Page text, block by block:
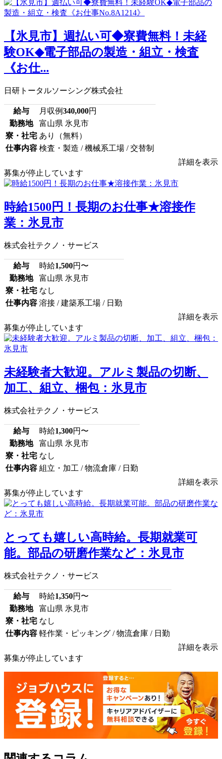
【氷見市】週払い可◆寮費無料！未経
験OK◆電子部品の製造・組立・検査
《お仕...
日研トータルソーシング株式会社
給与 月収例340,000円
勤務地
富山県 氷見市
寮・社宅 あり（無料）
仕事内容 検査・製造 / 機械系工場 / 交替制
詳細を表示
募集が停止しています
時給1500円！長期のお仕事★溶接作
業：氷見市
株式会社テクノ・サービス
給与 時給1,500円〜
勤務地
富山県 氷見市
寮・社宅 なし
仕事内容 溶接 / 建築系工場 / 日勤
詳細を表示
募集が停止しています
未経験者大歓迎。アルミ製品の切断、
加工、組立、梱包：氷見市
株式会社テクノ・サービス
給与 時給1,300円〜
勤務地
富山県 氷見市
寮・社宅 なし
仕事内容 組立・加工 / 物流倉庫 / 日勤
詳細を表示
募集が停止しています
とっても嬉しい高時給。長期就業可
能。部品の研磨作業など：氷見市
株式会社テクノ・サービス
給与 時給1,350円〜
勤務地
富山県 氷見市
寮・社宅 なし
仕事内容 軽作業・ピッキング / 物流倉庫 / 日勤
詳細を表示
募集が停止しています